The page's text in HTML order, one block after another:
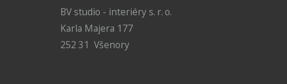
BV studio - interiéry s. r. o.
Karla Majera 177
252 31 Všenory